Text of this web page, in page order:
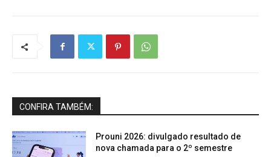
CONFIRA TAMBÉM:
Prouni 2026: divulgado resultado de
nova chamada para o 2º semestre